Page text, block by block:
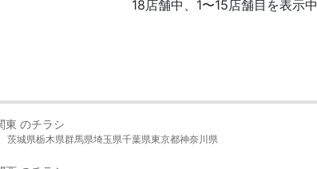
18店舗中、1〜15店舗目を表示中
東 のチラシ
茨城県栃木県群馬県埼玉県千葉県東京都神奈川県